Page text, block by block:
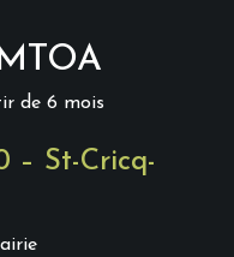
de 6 mois
– St-Cricq-
e